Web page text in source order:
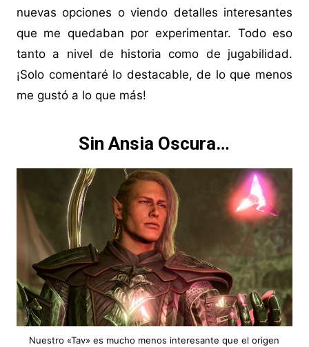
nuevas opciones o viendo detalles interesantes
que me quedaban por experimentar. Todo eso
tanto a nivel de historia como de jugabilidad.
¡Solo comentaré lo destacable, de lo que menos
me gustó a lo que más!
Sin Ansia Oscura…
Nuestro «Tav» es mucho menos interesante que el origen